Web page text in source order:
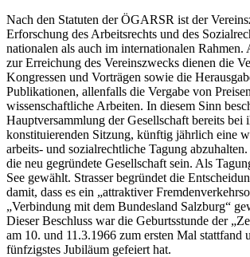
Nach den Statuten der ÖGARSR ist der
Erforschung des Arbeitsrechts und des
nationalen als auch im internationalen
zur Erreichung des Vereinszwecks dienen die
Kongressen und Vorträgen sowie die
Publikationen, allenfalls die Vergabe von
wissenschaftliche Arbeiten. In diesem Sinn
Hauptversammlung der Gesellschaft bereits bei
konstituierenden Sitzung, künftig jährlich eine
arbeits- und sozialrechtliche Tagung
die neu gegründete Gesellschaft sein. Als
See gewählt. Strasserbegründet die
damit, dass es ein „attraktiver
„Verbindung mit dem Bundesland Salzburg“
Dieser Beschluss war die Geburtsstunde der
am 10. und 11.3.1966 zum ersten Mal stattfand
fünfzigstes Jubiläum gefeiert hat.